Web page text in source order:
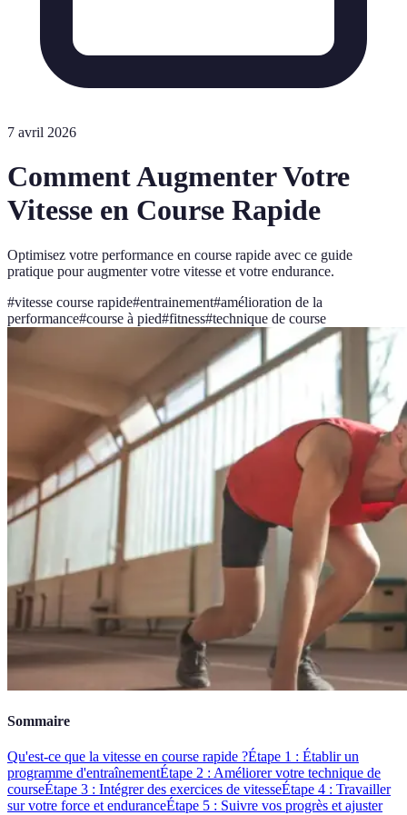
7 avril 2026
Comment Augmenter Votre
Vitesse en Course Rapide
Optimisez votre performance en course rapide avec ce guide
pratique pour augmenter votre vitesse et votre endurance.
#vitesse course rapide#entrainement#amélioration de la
performance#course à pied#fitness#technique de course
Sommaire
Qu'est-ce que la vitesse en course rapide ?Étape 1 : Établir un
programme d'entraînementÉtape 2 : Améliorer votre technique de
courseÉtape 3 : Intégrer des exercices de vitesseÉtape 4 : Travailler
sur votre force et enduranceÉtape 5 : Suivre vos progrès et ajuster